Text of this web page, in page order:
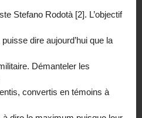
Stefano Rodotà [2]. L’objectif
dire aujourd’hui que la
Démanteler les
convertis en témoins à